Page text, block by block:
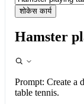
शोकेस कार्य
Hamster
Prompt: Create a
table tennis.